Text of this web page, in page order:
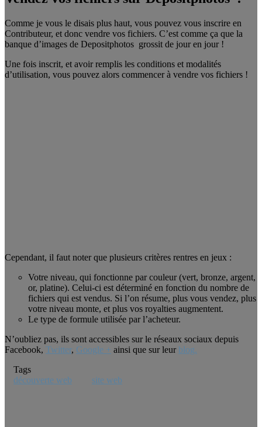
Comme je vous le disais plus haut, vous pouvez vous inscrire en
Contributeur, et donc vendre vos fichiers. C’est comme ça que la
banque d’images de Depositphotos grossit de jour en jour !
Une fois inscrit, et avoir remplis les conditions et modalités
d’utilisation, vous pouvez alors commencer à vendre vos fichiers !
Cependant, il faut noter que plusieurs critères rentres en jeux :
Votre niveau, qui fonctionne par couleur (vert, bronze, argent,
or, platine). Celui-ci est déterminé en fonction du nombre de
fichiers qui est vendus. Si l’on résume, plus vous vendez, plus
votre niveau monte, et plus vos royalties augmentent.
Le type de formule utilisée par l’acheteur.
N’oubliez pas, ils sont accessibles sur le réseaux sociaux depuis
Facebook, Twitter, Google + ainsi que sur leur blog.
Tags
découverte web
site web